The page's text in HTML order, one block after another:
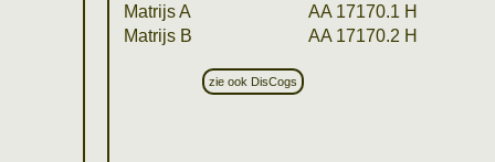
Matrijs A
AA 17170.1 H
Matrijs B
AA 17170.2 H
zie ook DisCogs